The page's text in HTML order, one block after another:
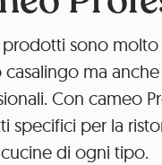
prodotti sono
ma
Con cameo
specifici per la
di ogni tipo.